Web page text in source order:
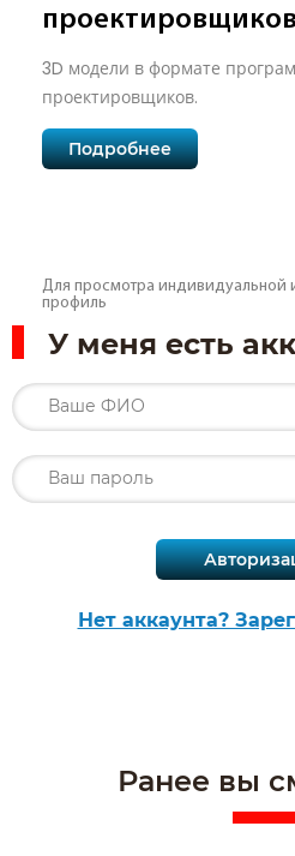
проектировщиков
3D модели в формате
проектировщиков.
Подробнее
Для просмотра
профиль
У меня есть
Нет аккаунта?
Ранее вы